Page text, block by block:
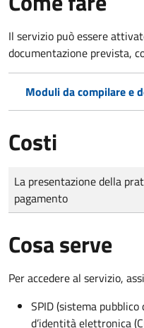
Il servizio può essere
documentazione prevista,
Moduli da compilare e
Costi
Tipo di pagamento
Importo
La presentazione della
pagamento
Cosa serve
Per accedere al servizio,
SPID (sistema
d’identità elettronica